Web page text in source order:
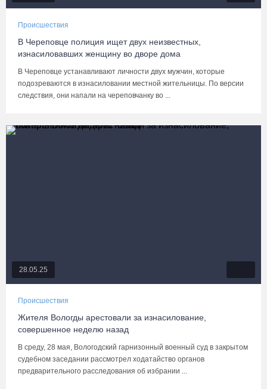
Происшествия
В Череповце полиция ищет двух неизвестных,
изнасиловавших женщину во дворе дома
В Череповце устанавливают личности двух мужчин, которые
подозреваются в изнасиловании местной жительницы. По версии
следствия, они напали на череповчанку во ...
28.05.25
Происшествия
Жителя Вологды арестовали за изнасилование,
совершенное неделю назад
В среду, 28 мая, Вологодский гарнизонный военный суд в закрытом
судебном заседании рассмотрел ходатайство органов
предварительного расследования об избрании ...